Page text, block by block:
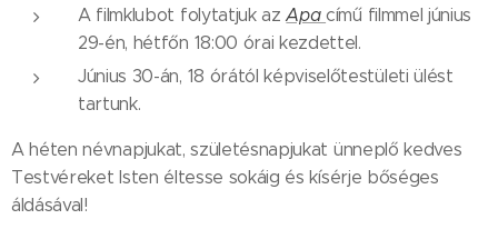
A filmklubot folytatjuk azApacímű filmmel június
29-én, hétfőn 18:00 órai kezdettel.
Június 30-án, 18 órától képviselőtestületi ülést
tartunk.
A héten névnapjukat, születésnapjukat ünneplő kedves
Testvéreket Isten éltesse sokáig és kísérje bőséges
áldásával!